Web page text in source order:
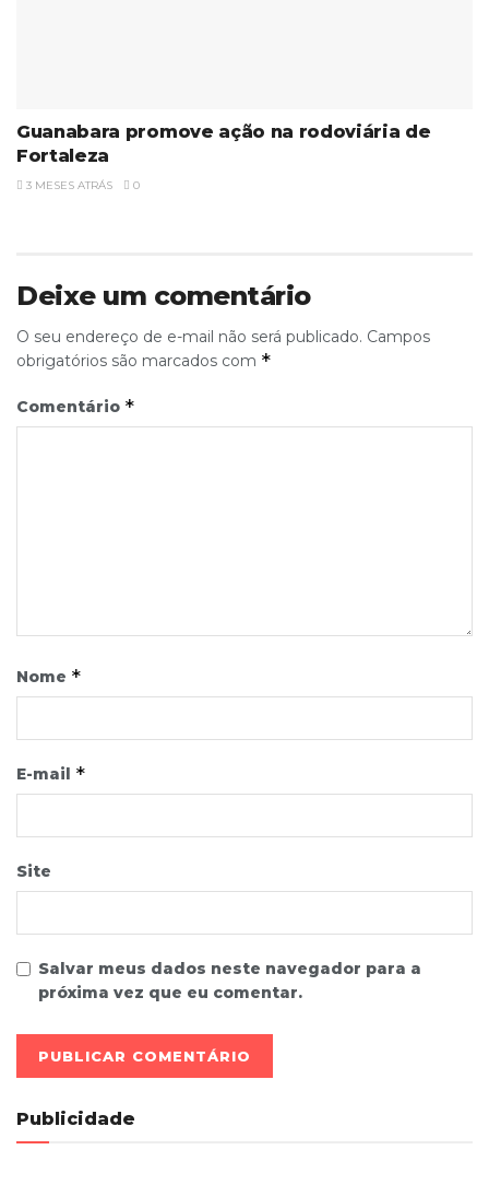
Guanabara promove ação na rodoviária de
Fortaleza
3 MESES ATRÁS 0
Deixe um comentário
O seu endereço de e-mail não será publicado. Campos
obrigatórios são marcados com *
Comentário *
Nome *
E-mail *
Site
Salvar meus dados neste navegador para a
próxima vez que eu comentar.
Publicidade